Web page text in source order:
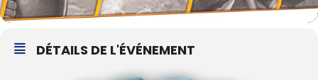
DÉTAILS DE L'ÉVÉNEMENT